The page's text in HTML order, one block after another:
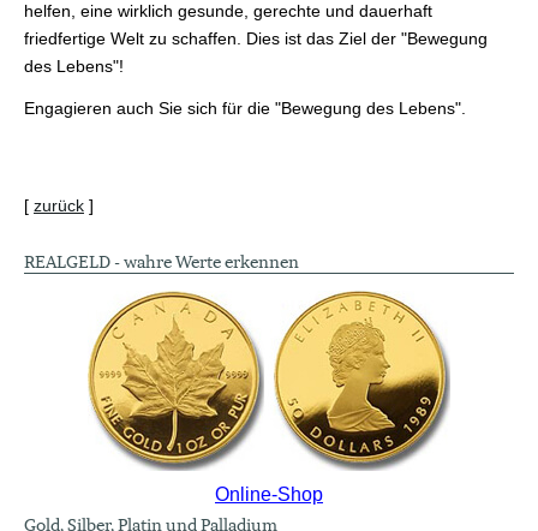
helfen, eine wirklich gesunde, gerechte und dauerhaft
friedfertige Welt zu schaffen. Dies ist das Ziel der "Bewegung
des Lebens"!
Engagieren auch Sie sich für die "Bewegung des Lebens".
[ zurück ]
REALGELD - wahre Werte erkennen
Online-Shop
Gold, Silber, Platin und Palladium